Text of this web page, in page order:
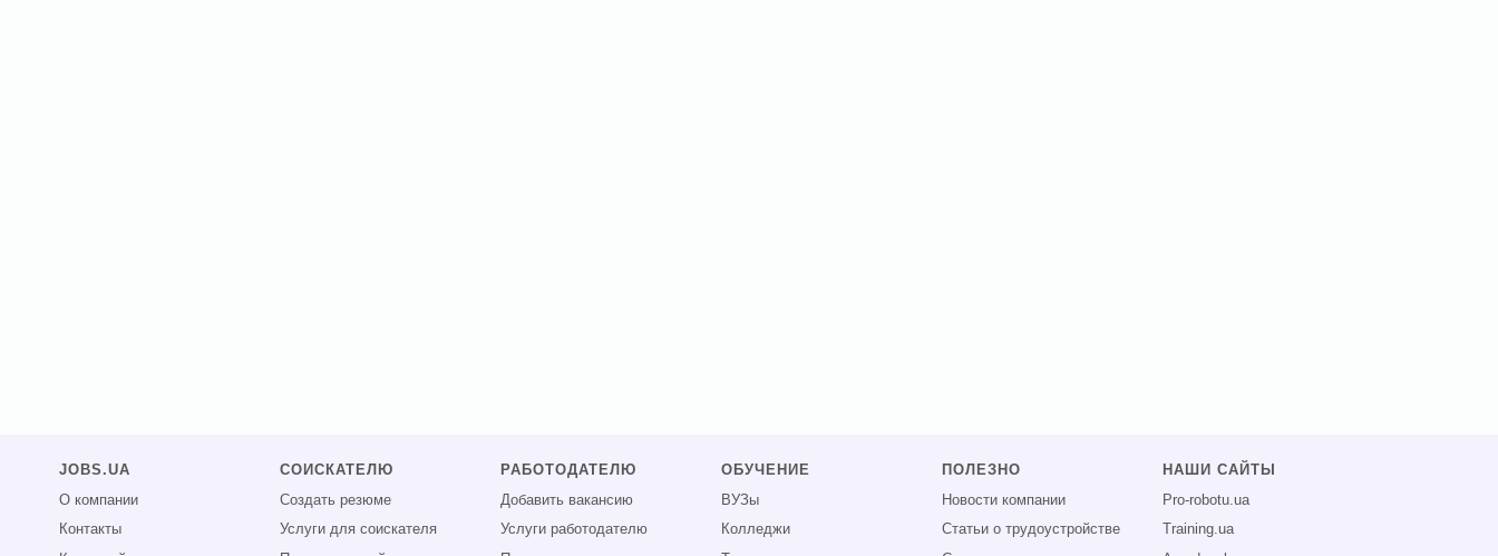
JOBS.UA
О компании
Контакты
СОИСКАТЕЛЮ
Создать резюме
Услуги для соискателя
РАБОТОДАТЕЛЮ
Добавить вакансию
Услуги работодателю
ОБУЧЕНИЕ
ВУЗы
Колледжи
ПОЛЕЗНО
Новости компании
Статьи о трудоустройстве
НАШИ САЙТЫ
Pro-robotu.ua
Training.ua